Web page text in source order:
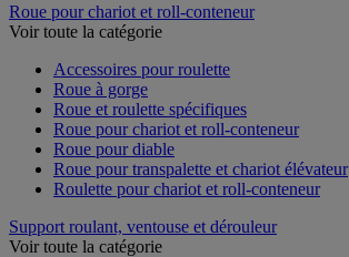
Roue pour chariot et roll-conteneur
Voir toute la catégorie
Accessoires pour roulette
Roue à gorge
Roue et roulette spécifiques
Roue pour chariot et roll-conteneur
Roue pour diable
Roue pour transpalette et chariot élévateur
Roulette pour chariot et roll-conteneur
Support roulant, ventouse et dérouleur
Voir toute la catégorie